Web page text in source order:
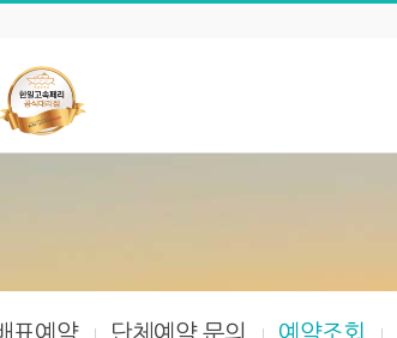
표예약 단체예약 문의 예약조회